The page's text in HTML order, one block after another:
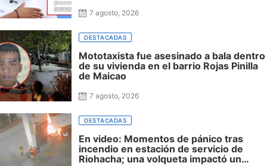
7 agosto, 2026
DESTACADAS
Mototaxista fue asesinado a bala dentro
de su vivienda en el barrio Rojas Pinilla
de Maicao
7 agosto, 2026
DESTACADAS
En video: Momentos de pánico tras
incendio en estación de servicio de
Riohacha; una volqueta impactó un